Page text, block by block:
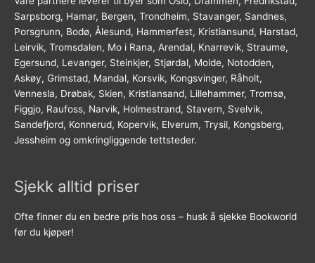
Sarpsborg, Hamar, Bergen, Trondheim, Stavanger, Sandnes,
Porsgrunn, Bodø, Ålesund, Hammerfest, Kristiansund, Harstad,
Leirvik, Tromsdalen, Mo i Rana, Arendal, Knarrevik, Straume,
Egersund, Levanger, Steinkjer, Stjørdal, Molde, Notodden,
Askøy, Grimstad, Mandal, Korsvik, Kongsvinger, Råholt,
Vennesla, Drøbak, Skien, Kristiansand, Lillehammer, Tromsø,
Figgjo, Raufoss, Narvik, Holmestrand, Stavern, Svelvik,
Sandefjord, Konnerud, Kopervik, Elverum, Trysil, Kongsberg,
Jessheim og omkringliggende tettsteder.
Sjekk alltid priser
Ofte finner du en bedre pris hos oss – husk å sjekke Bookworld
før du kjøper!